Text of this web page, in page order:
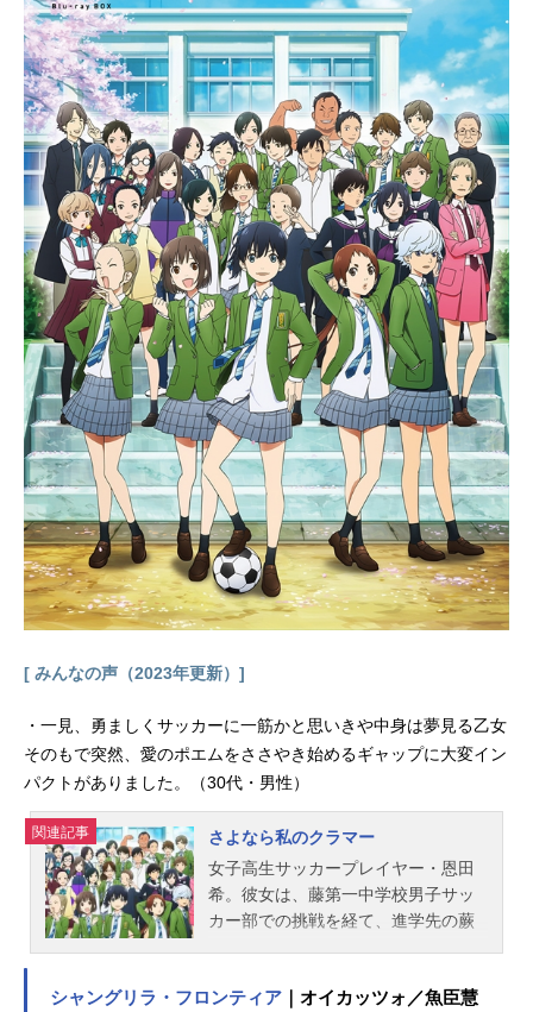
巡る―――。作品名アンデッドガー
ル・マーダーファルス放送形態TVア
ニメスケジュール2023年7月5日
（水）～2023年9月27日（水）フジ
テレビ「＋Ultra」にて話数全13話キ
ャスト輪堂鴉夜：黒沢ともよ真打津
軽：八代拓馳井静句：小市眞琴アニ
ー・ケルベル：鈴代紗弓シャーロッ
ク・ホームズ：三木眞一郎ジョン・
H・ワトソン：相沢まさきアルセー
ヌ・ルパン：宮野真守ファントム：
下野紘ジェームズ・モリアーティ：
横島亘アレイスター・クロウリー：
杉田智和カーミラ：近藤玲奈ヴィク
ター：山本格ジャック：斉藤壮馬ノ
ラ：内田真礼ヴェラ：花守ゆみりカ
ーヤ：中野さいまスタッフ原作：青
崎有吾「アンデッドガール・マーダ
ーファルス」（講談社タイガ刊）監
督：畠山守シリーズ構成：高木登キ
ャラクター原案：岩本ゼロゴキャラ
クターデザイン・総作画監督：伊藤
憲子サブキャラクターデザイン・
総...
[ みんなの声（2023年更新）]
・一見、勇ましくサッカーに一筋かと思いきや中身は夢見る乙女
そのもで突然、愛のポエムをささやき始めるギャップに大変イン
パクトがありました。（30代・男性）
関連記事
さよなら私のクラマー
女子高生サッカープレイヤー・恩田
希。彼女は、藤第一中学校男子サッ
カー部での挑戦を経て、進学先の蕨
方大会止まり”の弱小校だった!?とこ
シャングリラ・フロンティア ｜オイカッツォ／魚臣慧